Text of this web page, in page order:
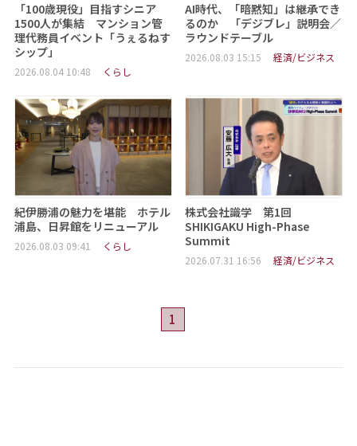
「100歳現役」目指すシニア
1500人が集結 マンション管
理代務員イベント「うぇるねす
シップ」
2026.08.04 10:48 くらし
AI時代、「暗黙知」は継承でき
るのか 「デジブレ」説明会／
ラウンドテーブル
2026.08.03 15:15 経済/ビジネス
紀伊勝浦の魅力を堪能 ホテル
浦島、日昇館をリニューアル
2026.08.03 09:41 くらし
株式会社識学 第1回
SHIKIGAKU High-Phase
Summit
2026.07.31 16:56 経済/ビジネス
1